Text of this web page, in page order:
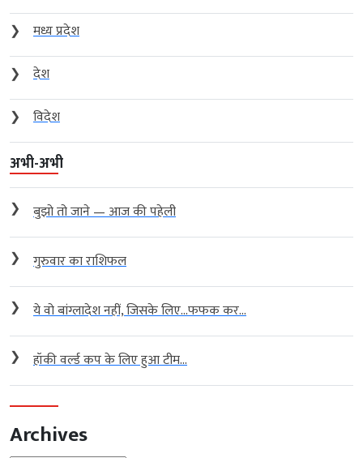
❯
मध्य प्रदेश
❯
देश
❯
विदेश
अभी-अभी
❯ बुझो तो जाने — आज की पहेली
❯ गुरुवार का राशिफल
❯ ये वो बांग्लादेश नहीं, जिसके लिए…फफक कर...
❯ हॉकी वर्ल्ड कप के लिए हुआ टीम...
Archives